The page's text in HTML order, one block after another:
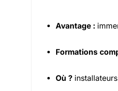
Avantage :
Formations
Où ?